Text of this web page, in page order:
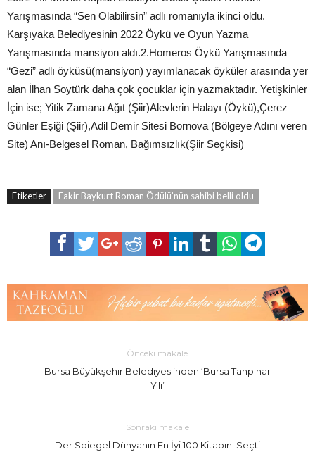
Yarışmasında “Sen Olabilirsin” adlı romanıyla ikinci oldu.
Karşıyaka Belediyesinin 2022 Öykü ve Oyun Yazma
Yarışmasında mansiyon aldı.2.Homeros Öykü Yarışmasında
“Gezi” adlı öyküsü(mansiyon) yayımlanacak öyküler arasında yer
alan İlhan Soytürk daha çok çocuklar için yazmaktadır. Yetişkinler
İçin ise; Yitik Zamana Ağıt (Şiir)Alevlerin Halayı (Öykü),Çerez
Günler Eşiği (Şiir),Adil Demir Sitesi Bornova (Bölgeye Adını veren
Site) Anı-Belgesel Roman, Bağımsızlık(Şiir Seçkisi)
Etiketler Fakir Baykurt Roman Ödülü’nün sahibi belli oldu
Önceki makale
Bursa Büyükşehir Belediyesi’nden ‘Bursa Tanpınar
Yılı’
Sonraki makale
Der Spiegel Dünyanın En İyi 100 Kitabını Seçti